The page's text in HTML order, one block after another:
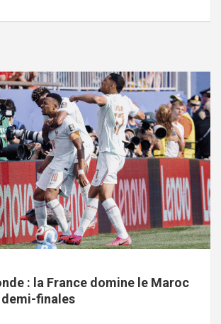
: la France domine le Maroc
finales